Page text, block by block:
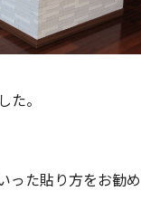
。
った貼り方をお勧